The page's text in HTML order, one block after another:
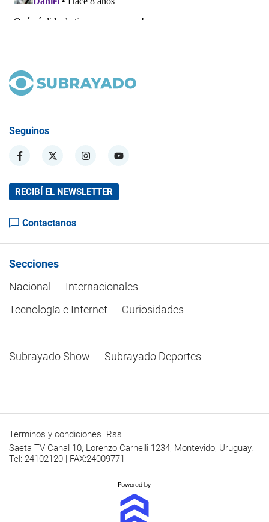
Seguinos
RECIBÍ EL NEWSLETTER
Contactanos
Secciones
Nacional
Internacionales
Tecnología e Internet
Curiosidades
Subrayado Show Subrayado Deportes
Terminos y condiciones Rss
Saeta TV Canal 10, Lorenzo Carnelli 1234, Montevido, Uruguay.
Tel: 24102120 | FAX:24009771